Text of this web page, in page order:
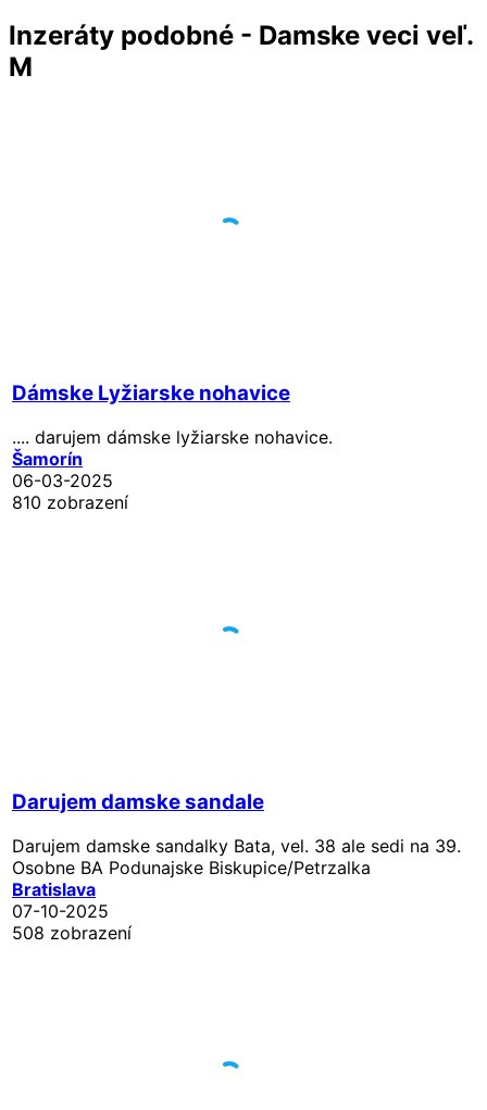
Inzeráty podobné - Damske veci veľ.
M
Dámske Lyžiarske nohavice
.... darujem dámske lyžiarske nohavice.
Šamorín
06-03-2025
810 zobrazení
Darujem damske sandale
Darujem damske sandalky Bata, vel. 38 ale sedi na 39.
Osobne BA Podunajske Biskupice/Petrzalka
Bratislava
07-10-2025
508 zobrazení